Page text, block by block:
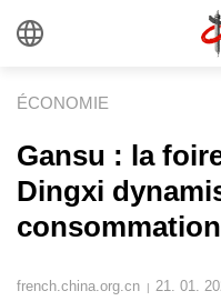
ÉCONOMIE
Gansu : la
Dingxi
french.china.org.cn | 21. 01.